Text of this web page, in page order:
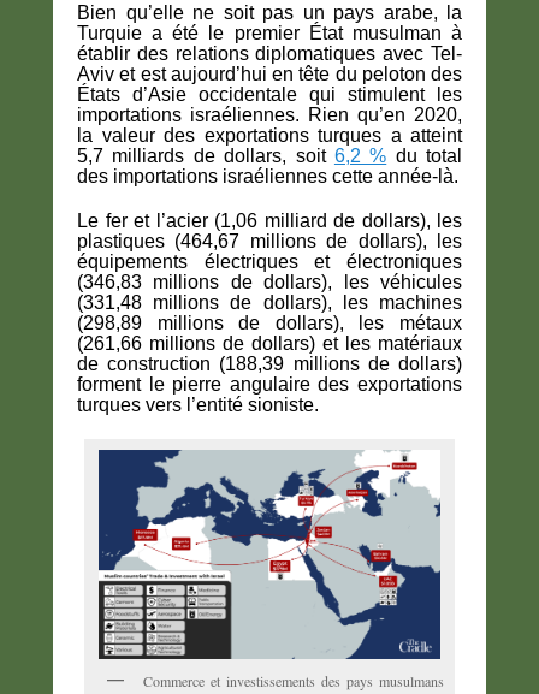
Bien qu’elle ne soit pas un pays arabe, la
Turquie a été le premier État musulman à
établir des relations diplomatiques avec Tel-
Aviv et est aujourd’hui en tête du peloton des
États d’Asie occidentale qui stimulent les
importations israéliennes. Rien qu’en 2020,
la valeur des exportations turques a atteint
5,7 milliards de dollars, soit 6,2 % du total
des importations israéliennes cette année-là.
Le fer et l’acier (1,06 milliard de dollars), les
plastiques (464,67 millions de dollars), les
équipements électriques et électroniques
(346,83 millions de dollars), les véhicules
(331,48 millions de dollars), les machines
(298,89 millions de dollars), les métaux
(261,66 millions de dollars) et les matériaux
de construction (188,39 millions de dollars)
forment le pierre angulaire des exportations
turques vers l’entité sioniste.
Commerce et investissements des pays musulmans